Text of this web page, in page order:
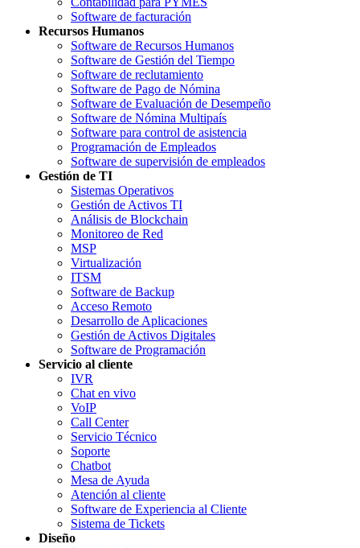
Software de facturación
Recursos Humanos
Software de Recursos Humanos
Software de Gestión del Tiempo
Software de reclutamiento
Software de Pago de Nómina
Software de Evaluación de Desempeño
Software de Nómina Multipaís
Software para control de asistencia
Programación de Empleados
Software de supervisión de empleados
Gestión de TI
Sistemas Operativos
Gestión de Activos TI
Análisis de Blockchain
Monitoreo de Red
MSP
Virtualización
ITSM
Software de Backup
Acceso Remoto
Desarrollo de Aplicaciones
Gestión de Activos Digitales
Software de Programación
Servicio al cliente
IVR
Chat en vivo
VoIP
Call Center
Servicio Técnico
Soporte
Chatbot
Mesa de Ayuda
Atención al cliente
Software de Experiencia al Cliente
Sistema de Tickets
Diseño